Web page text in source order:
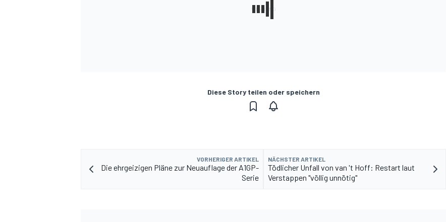
Diese Story teilen oder speichern
VORHERIGER ARTIKEL
Die ehrgeizigen Pläne zur Neuauflage der A1GP-
Serie
NÄCHSTER ARTIKEL
Tödlicher Unfall von van 't Hoff: Restart laut
Verstappen "völlig unnötig"